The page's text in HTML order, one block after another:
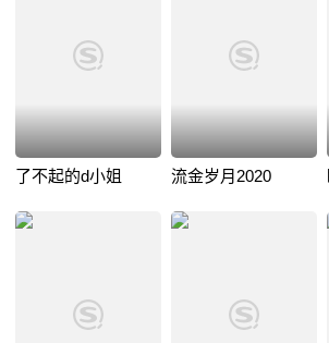
了不起的d小姐 流金岁月2020